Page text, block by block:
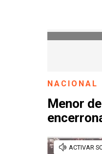
NACIONAL
Menor